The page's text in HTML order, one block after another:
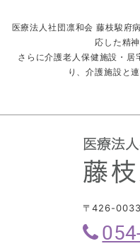
医療法人社団凛和会 藤枝駿府
応した精
さらに介護老人保健施設・居
り、介護施設と
〒426-0033